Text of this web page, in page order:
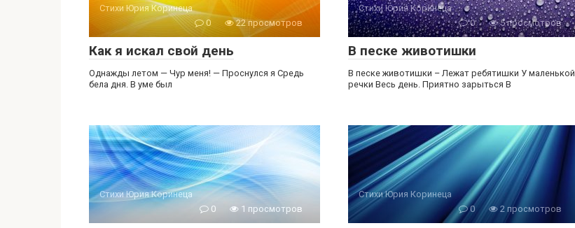
Стихи Юрия Коринеца
0
22 просмотров
Как я искал свой день
Однажды летом — Чур меня! — Проснулся я Средь
бела дня. В уме был
Стихи Юрия Коринеца
0
5 просмотров
В песке животишки
В песке животишки – Лежат ребятишки У маленькой
речки Весь день. Приятно зарыться В
Стихи Юрия Коринеца
0
1 просмотров
Стихи Юрия Коринеца
0
2 просмотров